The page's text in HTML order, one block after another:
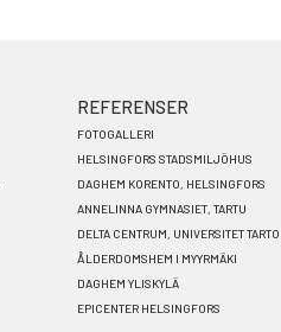
REFERENSER
FOTOGALLERI
HELSINGFORS STADSMILJÖHUS
DAGHEM KORENTO, HELSINGFORS
ANNELINNA GYMNASIET, TARTU
DELTA CENTRUM, UNIVERSITET TARTO
ÅLDERDOMSHEM I MYYRMÄKI
DAGHEM YLISKYLÄ
EPICENTER HELSINGFORS